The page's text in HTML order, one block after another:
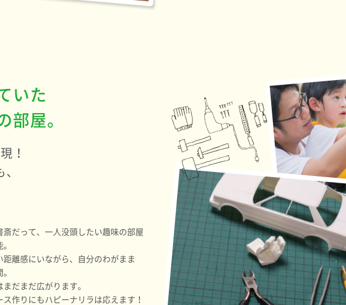
いた
部屋。
！
だって、一人没頭したい趣味の部屋
離感にいながら、自分のわがまま
だまだ広がります。
作りにもハピーナリラは応えます！